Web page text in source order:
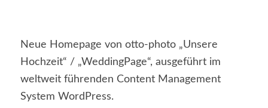
Neue Homepage von otto-photo „Unsere
Hochzeit“ / „WeddingPage“, ausgeführt im
weltweit führenden Content Management
System WordPress.